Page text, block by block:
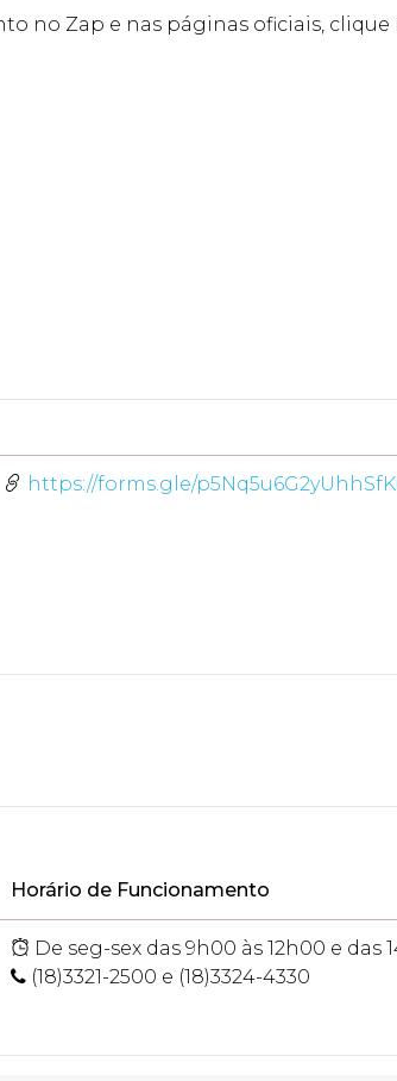
no Zap e nas páginas oficiais, clique
https://forms.gle/
Horário de Funcionamento
De seg-sex das 9h00 às 12h00 e das
(18)3321-2500 e (18)3324-4330